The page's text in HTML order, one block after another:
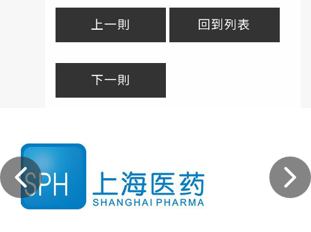
上一則 回到列表
下一則